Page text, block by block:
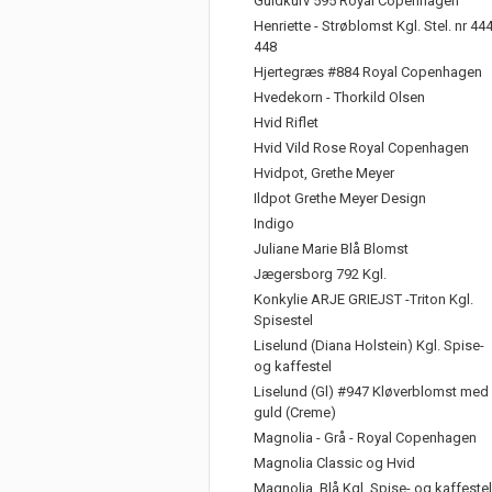
Henriette - Strøblomst Kgl. Stel. nr 444
448
Hjertegræs #884 Royal Copenhagen
Hvedekorn - Thorkild Olsen
Hvid Riflet
Hvid Vild Rose Royal Copenhagen
Hvidpot, Grethe Meyer
Ildpot Grethe Meyer Design
Indigo
Juliane Marie Blå Blomst
Jægersborg 792 Kgl.
Konkylie ARJE GRIEJST -Triton Kgl.
Spisestel
Liselund (Diana Holstein) Kgl. Spise-
og kaffestel
Liselund (Gl) #947 Kløverblomst med
guld (Creme)
Magnolia - Grå - Royal Copenhagen
Magnolia Classic og Hvid
Magnolia, Blå Kgl. Spise- og kaffestel